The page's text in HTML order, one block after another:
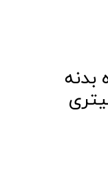
بدنه
میلی‌لیتری